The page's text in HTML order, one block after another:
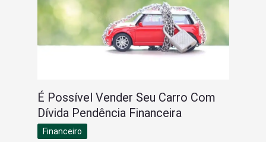
É Possível Vender Seu Carro Com
Dívida Pendência Financeira
Financeiro